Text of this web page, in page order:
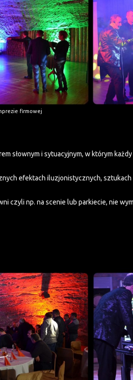
firmowej
słownym i sytuacyjnym, w którym
efektach iluzjonistycznych,
czyli np. na scenie lub parkiecie, nie